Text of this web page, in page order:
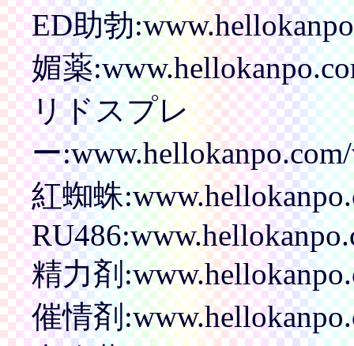
ED助勃
媚薬
リドスプレ
ー
紅蜘蛛
精力剤
催情剤